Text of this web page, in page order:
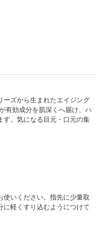
ーズから生まれたエイジング
有効成分を肌深くへ届け、ハ
す。気になる目元・口元の集
いください。指先に少量取
に軽くすり込むようにつけて